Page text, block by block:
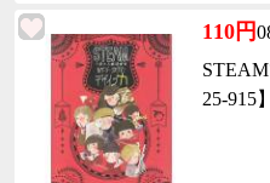
110円
25-915】